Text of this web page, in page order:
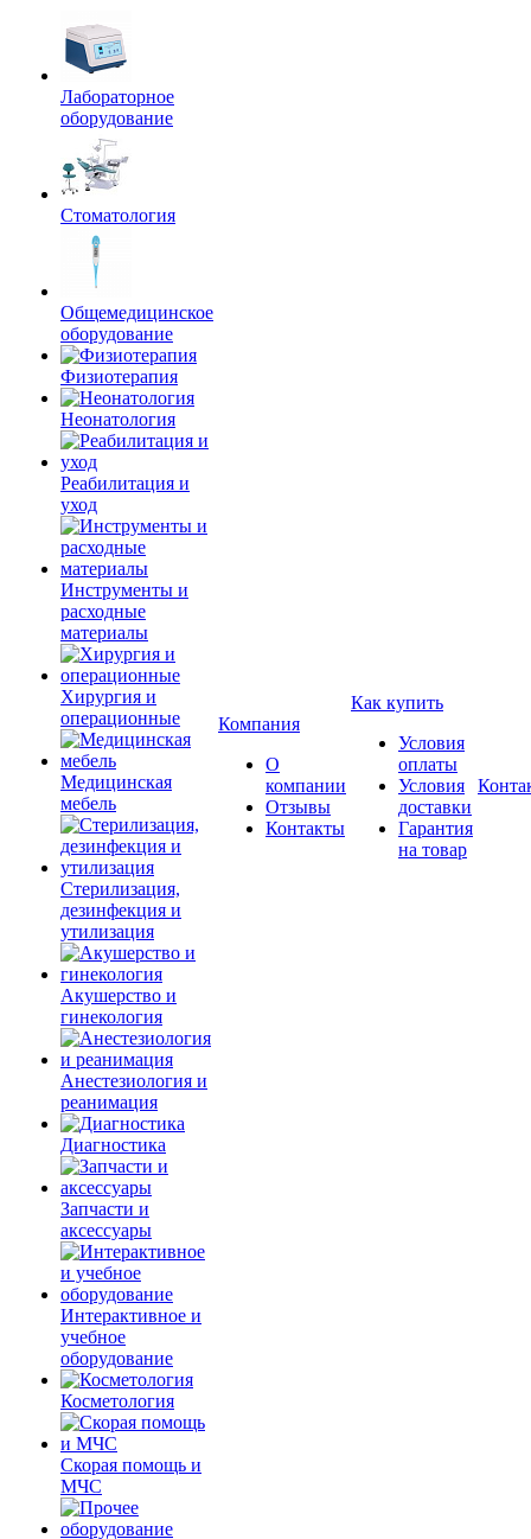
Лабораторное
оборудование
Стоматология
Общемедицинское
оборудование
Физиотерапия
Неонатология
Реабилитация и
уход
Инструменты и
расходные
материалы
Хирургия и
операционные
Медицинская
мебель
Стерилизация,
дезинфекция и
утилизация
Акушерство и
гинекология
Анестезиология и
реанимация
Диагностика
Запчасти и
аксессуары
Интерактивное и
учебное
оборудование
Косметология
Скорая помощь и
МЧС
Компания
О
компании
Отзывы
Контакты
Как купить
Условия
оплаты
Условия
доставки
Гарантия
на товар